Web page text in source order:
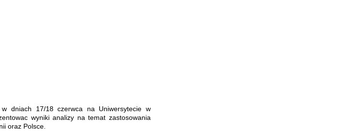
dniach 17/18 czerwca na Uniwersytecie w
wyniki analizy na temat zastosowania
oraz Polsce.